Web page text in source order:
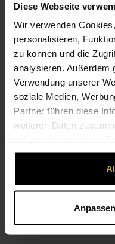
Diese Webseite
Wir verwenden
personalisieren,
zu können und die
analysieren. Außerdem
Verwendung unserer
soziale Medien,
Partner führen diese
weiteren Daten
gesammelt haben.
Spechtmeyer, Heiko
Kirchstr. 35
32339 Espelkamp
05743-81 57
05743-92 08 39